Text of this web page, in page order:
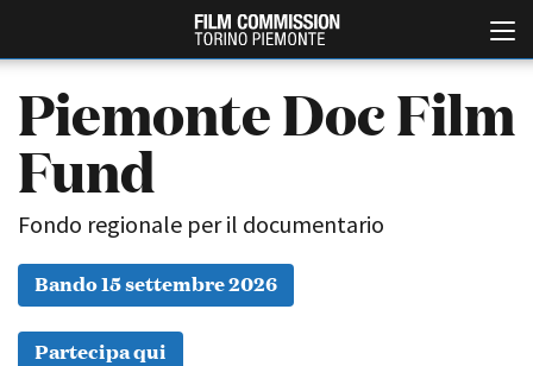
Piemonte Doc Film
Fund
Fondo regionale per il documentario
Bando 15 settembre 2026
Partecipa qui